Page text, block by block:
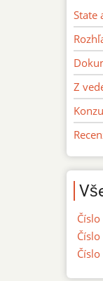
State
Z
Číslo
Číslo
Číslo